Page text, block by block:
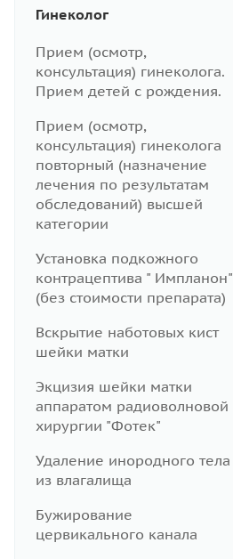
Гинеколог
Прием (осмотр,
консультация) гинеколога.
Прием детей с рождения.
Прием (осмотр,
консультация) гинеколога
повторный (назначение
лечения по результатам
обследований) высшей
категории
Установка подкожного
контрацептива " Импланон"
(без стоимости препарата)
Вскрытие наботовых кист
шейки матки
Экцизия шейки матки
аппаратом радиоволновой
хирургии "Фотек"
Удаление инородного тела
из влагалища
Бужирование
цервикального канала